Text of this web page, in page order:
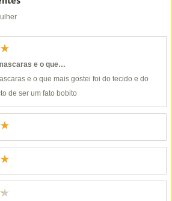
e o que…
e o que mais gostei foi do tecido e do
de ser um fato bobito